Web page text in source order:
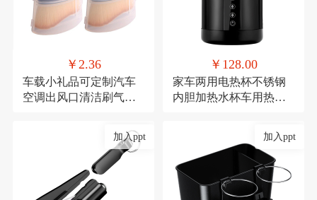
￥2.36
车载小礼品可定制汽车
空调出风口清洁刷气车
￥128.00
家车两用电热杯不锈钢
内胆加热水杯车用热水
加入ppt 加入ppt